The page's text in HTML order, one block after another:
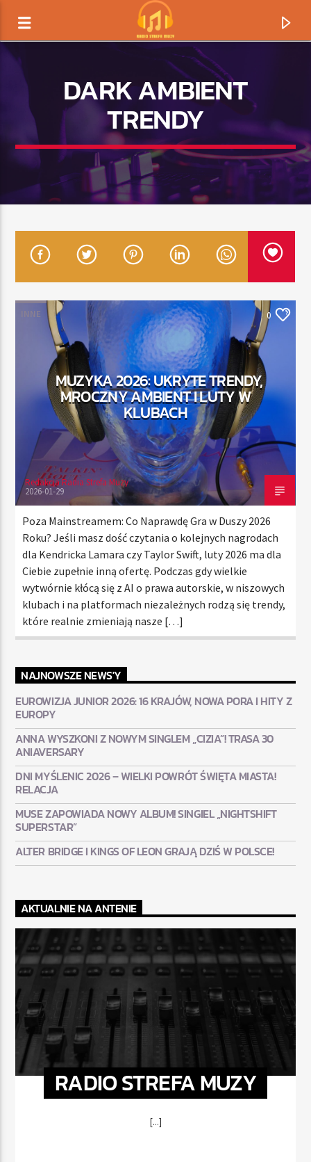
TERAZ GRAMY
TYTUŁ
ARTYSTA
RADIO STREFA MUZY
00:00 21:00
Radio Strefa Muzy
DARK AMBIENT
TRENDY
INNE 0
MUZYKA 2026: UKRYTE TRENDY,
MROCZNY AMBIENT I LUTY W
KLUBACH
Redakcja Radia Strefa Muzy
2026-01-29
Poza Mainstreamem: Co Naprawdę Gra w Duszy 2026
Roku? Jeśli masz dość czytania o kolejnych nagrodach
dla Kendricka Lamara czy Taylor Swift, luty 2026 ma dla
Ciebie zupełnie inną ofertę. Podczas gdy wielkie
wytwórnie kłócą się z AI o prawa autorskie, w niszowych
klubach i na platformach niezależnych rodzą się trendy,
które realnie zmieniają nasze […]
NAJNOWSZE NEWS'Y
EUROWIZJA JUNIOR 2026: 16 KRAJÓW, NOWA PORA I HITY Z
EUROPY
ANNA WYSZKONI Z NOWYM SINGLEM „CIZIA”! TRASA 30
ANIAVERSARY
DNI MYŚLENIC 2026 – WIELKI POWRÓT ŚWIĘTA MIASTA!
RELACJA
MUSE ZAPOWIADA NOWY ALBUM! SINGIEL „NIGHTSHIFT
SUPERSTAR”
ALTER BRIDGE I KINGS OF LEON GRAJĄ DZIŚ W POLSCE!
AKTUALNIE NA ANTENIE
RADIO STREFA MUZY
[...]